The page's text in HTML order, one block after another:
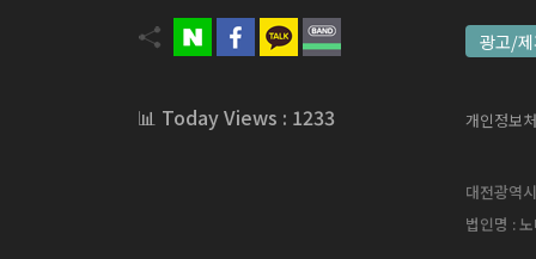
📊 Today Views : 1233
광고/
개인정보
대전광역
법인명 :